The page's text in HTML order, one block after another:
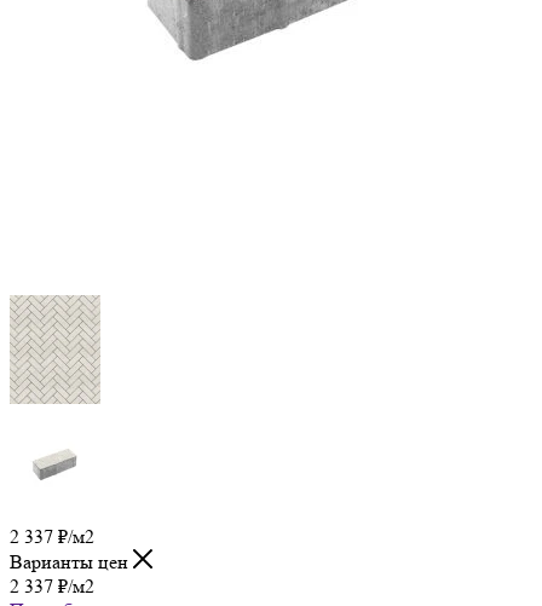
2 337 ₽/м2
Варианты цен
2 337 ₽/м2